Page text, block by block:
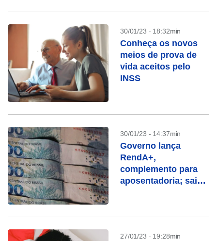
30/01/23 - 18:32min
Conheça os novos
meios de prova de
vida aceitos pelo
INSS
30/01/23 - 14:37min
Governo lança
RendA+,
complemento para
aposentadoria; saiba
27/01/23 - 19:28min